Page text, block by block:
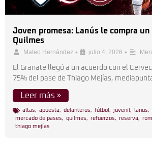
Joven promesa: Lanús le compra
Quilmes
Mateo Hernández • julio 4, 2026 •
El Granate llegó a un acuerdo con el
75% del pase de Thiago Mejías,
Leer más »
altas, apuesta, delanteros, fútbol , juvenil , lanus,
mercado de pases, quilmes, refuerzos, reserva,
thiago mejías